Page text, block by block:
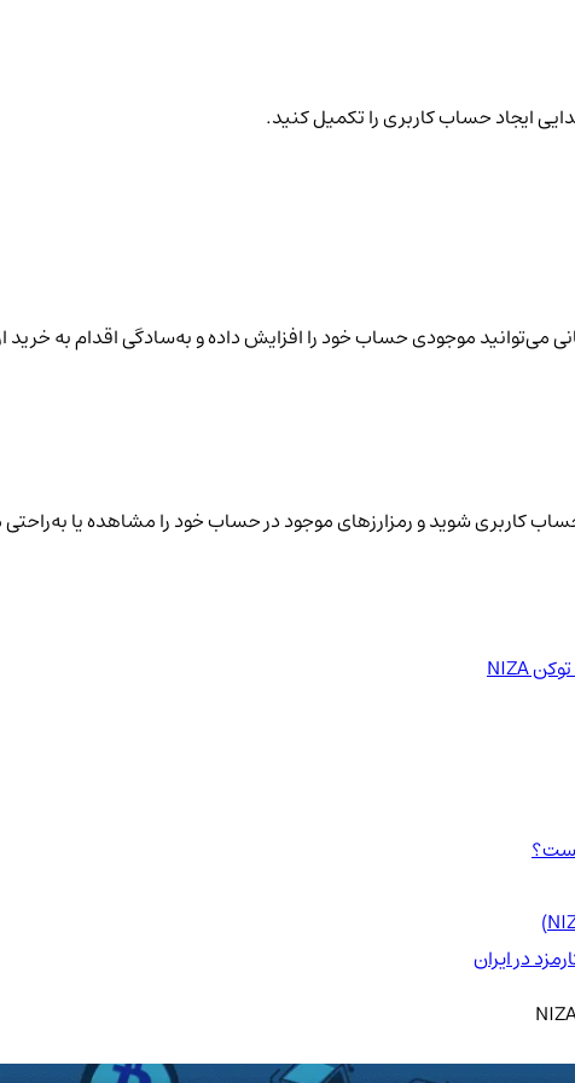
ایجاد حساب کاربری را تکمیل کنید.
می‌توانید موجودی حساب خود را افزایش داده و به‌سادگی اقدام به خرید
کاربری شوید و رمزارزهای موجود در حساب خود را مشاهده یا